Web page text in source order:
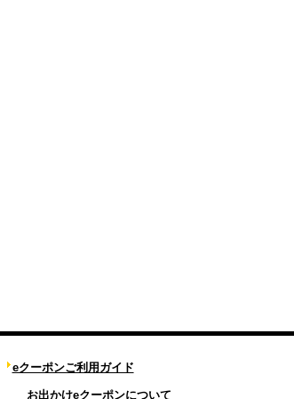
eクーポンご利用ガイド
お出かけeクーポンについて